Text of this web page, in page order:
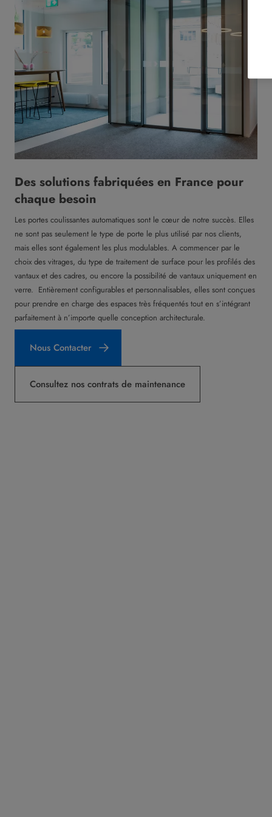
Des solutions fabriquées en France pour
chaque besoin
Les portes coulissantes automatiques sont le cœur de notre succès. Elles
ne sont pas seulement le type de porte le plus utilisé par nos clients,
mais elles sont également les plus modulables. A commencer par le
choix des vitrages, du type de traitement de surface pour les profilés des
vantaux et des cadres, ou encore la possibilité de vantaux uniquement en
verre. Entièrement configurables et personnalisables, elles sont conçues
pour prendre en charge des espaces très fréquentés tout en s’intégrant
parfaitement à n’importe quelle conception architecturale.
Nous Contacter
Consultez nos contrats de maintenance